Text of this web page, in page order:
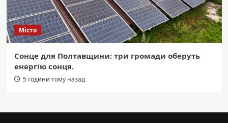
Місто
Сонце для Полтавщини: три громади оберуть
енергію сонця.
5 години тому назад